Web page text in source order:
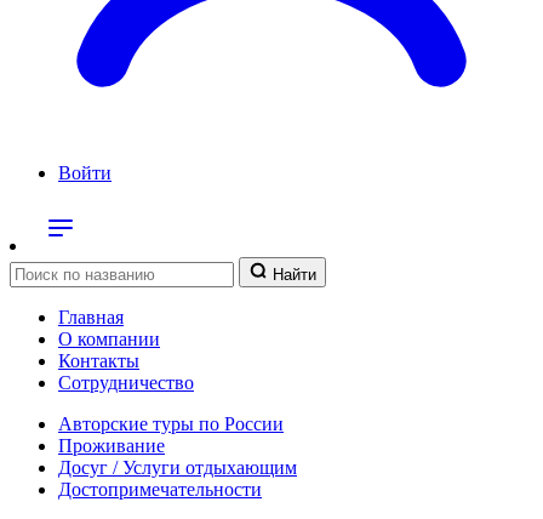
Войти
Найти
Главная
О компании
Контакты
Сотрудничество
Авторские туры по России
Проживание
Досуг / Услуги отдыхающим
Достопримечательности